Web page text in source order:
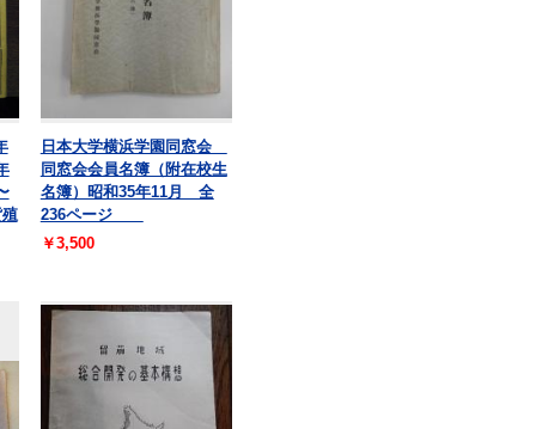
日本大学横浜学園同窓会
同窓会会員名簿（附在校生
名簿）昭和35年11月 全
236ページ
￥3,500